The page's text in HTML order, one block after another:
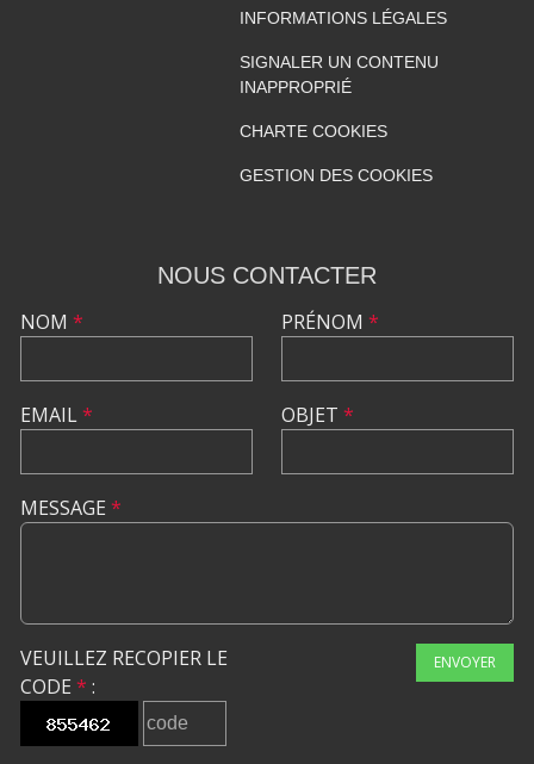
INFORMATIONS LÉGALES
SIGNALER UN CONTENU
INAPPROPRIÉ
CHARTE COOKIES
GESTION DES COOKIES
NOUS CONTACTER
NOM *
EMAIL*
PRÉNOM *
OBJET *
MESSAGE *
VEUILLEZ RECOPIER LE
CODE * :
ENVOYER